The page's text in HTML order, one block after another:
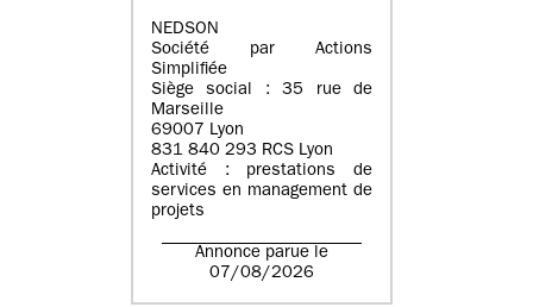
NEDSON
Société par Actions
Simplifiée
Siège social : 35 rue de
Marseille
69007 Lyon
831 840 293 RCS Lyon
Activité : prestations de
services en management de
projets
Annonce parue le
07/08/2026